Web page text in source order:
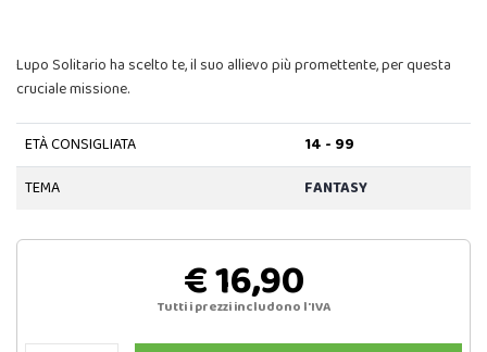
Lupo Solitario ha scelto te, il suo allievo più promettente, per questa
cruciale missione.
ETÀ CONSIGLIATA
14 - 99
TEMA
FANTASY
€ 16,90
Tutti i prezzi includono l'IVA